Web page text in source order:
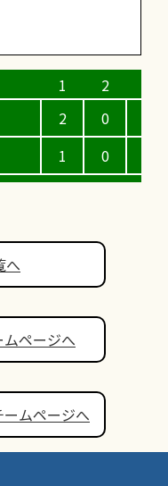
2
1
0
0
へ
ページへ
ムページへ